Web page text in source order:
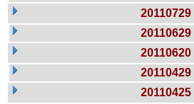
20110729
20110629
20110620
20110429
20110425